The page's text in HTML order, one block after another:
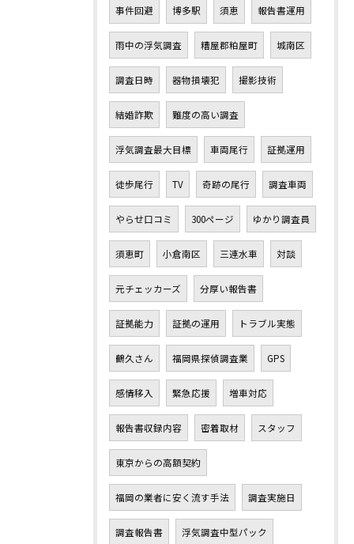
事件回避 博多駅 須恵 報告書運用
雨中の浮気調査 糟屋郡粕屋町 城南区
調査日時 器物損壊犯 撮影技術
結婚詐欺 難度の高い調査
浮気調査最大目標 車両尾行 証拠運用
徒歩尾行 TV 奇跡の尾行 調査車両
やらせ口コミ 300ページ ゆかり調査員
須恵町 小倉南区 三連水車 対談
元チェッカーズ 分厚い報告書
証拠能力 証拠の運用 トラブル実態
鶴久さん 福岡県探偵調査業 GPS
感情移入 緊急応援 増車対応
報告書収録内容 密着取材 スタッフ
東京からの高額契約
福岡の業者に安く流す手法 調査実施日
調査報告書 浮気調査中型パック